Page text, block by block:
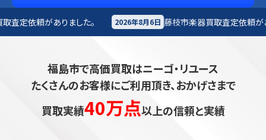
2026年8月6日 藤枝市楽器買取査定依頼がありました。 2026年8月6日
福島市で高価買取はニーゴ・リユース
たくさんのお客様にご利用頂き、おかげさまで
買取実績40万点以上の信頼と実績